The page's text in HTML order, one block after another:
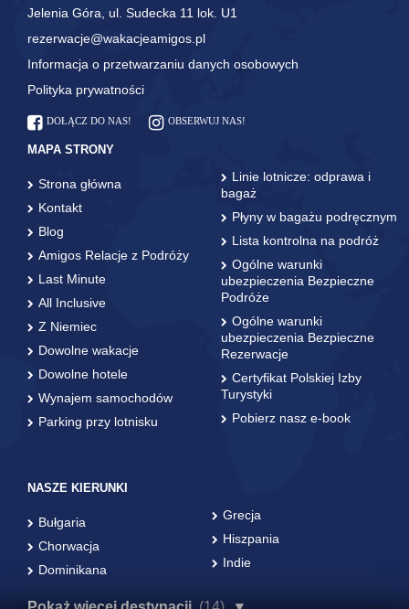
Jelenia Góra, ul. Sudecka 11 lok. U1
rezerwacje@wakacjeamigos.pl
Informacja o przetwarzaniu danych osobowych
Polityka prywatności
DOŁĄCZ DO NAS! OBSERWUJ NAS!
MAPA STRONY
Strona główna
Kontakt
Blog
Amigos Relacje z Podróży
Last Minute
All Inclusive
Z Niemiec
Dowolne wakacje
Dowolne hotele
Wynajem samochodów
Parking przy lotnisku
Linie lotnicze: odprawa i
bagaż
Płyny w bagażu podręcznym
Lista kontrolna na podróż
Ogólne warunki
ubezpieczenia Bezpieczne
Podróże
Ogólne warunki
ubezpieczenia Bezpieczne
Rezerwacje
Certyfikat Polskiej Izby
Turystyki
Pobierz nasz e-book
NASZE KIERUNKI
Bułgaria
Chorwacja
Dominikana
Grecja
Hiszpania
Indie